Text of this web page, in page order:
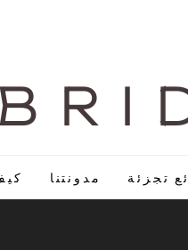
R I
مدونتنا تجزئة